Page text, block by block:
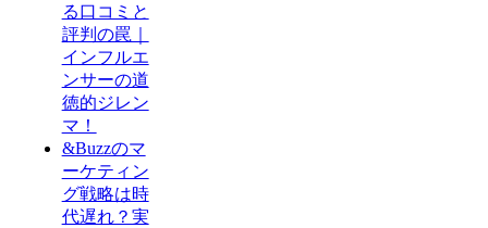
る口コミと
評判の罠｜
インフルエ
ンサーの道
徳的ジレン
マ！
&Buzzのマ
ーケティン
グ戦略は時
代遅れ？実